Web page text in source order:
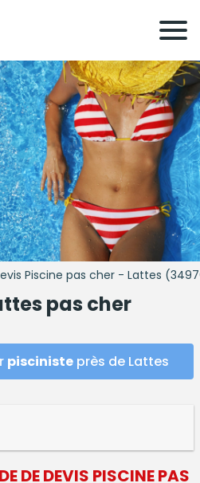
Piscine pas cher - Lattes
pas cher
pisciniste près de Lattes
DE DEVIS PISCINEPAS